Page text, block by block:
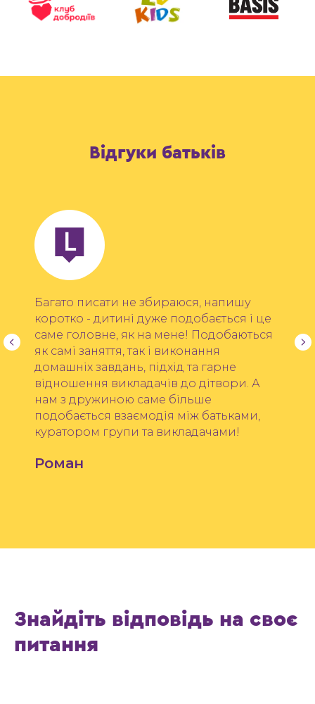
Відгуки батьків
Багато писати не збираюся, напишу
коротко - дитині дуже подобається і це
саме головне, як на мене! Подобаються
як самі заняття, так і виконання
домашніх завдань, підхід та гарне
відношення викладачів до дітвори. А
нам з дружиною саме більше
подобається взаємодія між батьками,
куратором групи та викладачами!
Роман
Знайдіть відповідь на своє
питання